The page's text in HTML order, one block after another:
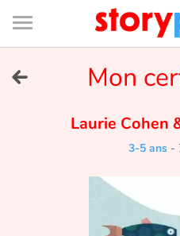
Connexion
Bibliothèque
de
page
Tester gratuitement
Mon
Laurie Cohen
3-5 ans-